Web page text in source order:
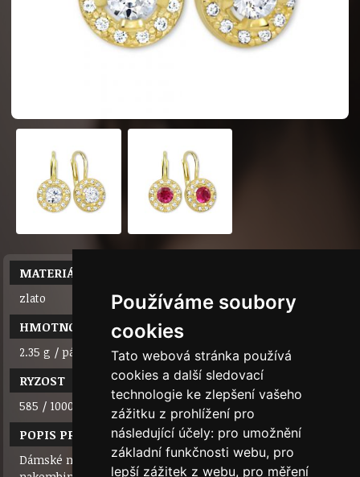
Používáme soubory
cookies
Tato webová stránka používá
cookies a další sledovací
technologie ke zlepšení vašeho
zážitku z prohlížení pro
následující účely: pro umožnění
základní funkčnosti webu, pro
lepší zážitek z webu, pro měření
MATERIÁL
zlato
HMOTNOST
2.35 g / pár
RYZOST
585 / 1000 (14 karátů)
POPIS PRODUKTU
Dámské náušnice se syntetickými zirkony, lze je